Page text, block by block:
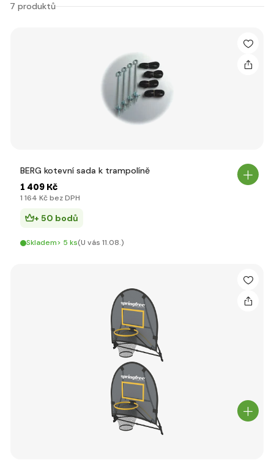
7 produktů
BERG kotevní sada k trampolíně
1 409 Kč
1 164 Kč bez DPH
+ 50 bodů
Skladem> 5 ks(U vás 11.08.)